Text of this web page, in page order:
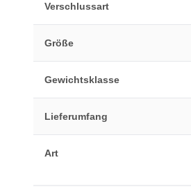
Verschlussart
Größe
Gewichtsklasse
Lieferumfang
Art